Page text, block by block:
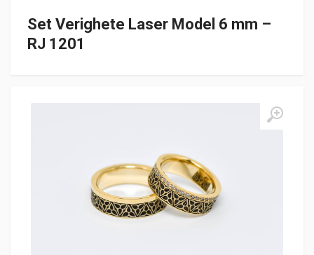
Set Verighete Laser Model 6 mm –
RJ 1201